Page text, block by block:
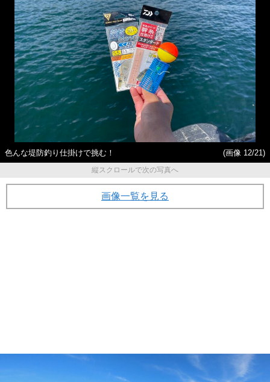
色んな堤防釣り仕掛けで挑む！
(画像 12/21)
縦スクロールで次の写真へ
画像一覧を見る